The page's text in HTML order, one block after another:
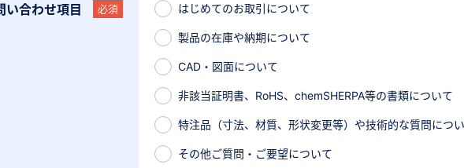
い合わせ項目 必須 はじめてのお取引について
製品の在庫や納期について
CAD・図面について
非該当証明書、RoHS、chemSHERPA等の書類について
特注品（寸法、材質、形状変更等）や技術的な質問につ
その他ご質問・ご要望について